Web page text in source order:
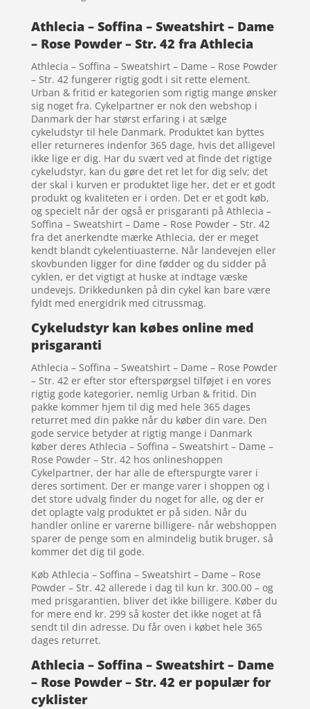
Athlecia – Soffina – Sweatshirt – Dame
– Rose Powder – Str. 42 fra Athlecia
Athlecia – Soffina – Sweatshirt – Dame – Rose Powder
– Str. 42 fungerer rigtig godt i sit rette element.
Urban & fritid er kategorien som rigtig mange ønsker
sig noget fra. Cykelpartner er nok den webshop i
Danmark der har størst erfaring i at sælge
cykeludstyr til hele Danmark. Produktet kan byttes
eller returneres indenfor 365 dage, hvis det alligevel
ikke lige er dig. Har du svært ved at finde det rigtige
cykeludstyr, kan du gøre det ret let for dig selv; det
der skal i kurven er produktet lige her, det er et godt
produkt og kvaliteten er i orden. Det er et godt køb,
og specielt når der også er prisgaranti på Athlecia –
Soffina – Sweatshirt – Dame – Rose Powder – Str. 42
fra det anerkendte mærke Athlecia, der er meget
kendt blandt cykelentiuasterne. Når landevejen eller
skovbunden ligger for dine fødder og du sidder på
cyklen, er det vigtigt at huske at indtage væske
undevejs. Drikkedunken på din cykel kan bare være
fyldt med energidrik med citrussmag.
Cykeludstyr kan købes online med
prisgaranti
Athlecia – Soffina – Sweatshirt – Dame – Rose Powder
– Str. 42 er efter stor efterspørgsel tilføjet i en vores
rigtig gode kategorier, nemlig Urban & fritid. Din
pakke kommer hjem til dig med hele 365 dages
returret med din pakke når du køber din vare. Den
gode service betyder at rigtig mange i Danmark
køber deres Athlecia – Soffina – Sweatshirt – Dame –
Rose Powder – Str. 42 hos onlineshoppen
Cykelpartner, der har alle de efterspurgte varer i
deres sortiment. Der er mange varer i shoppen og i
det store udvalg finder du noget for alle, og der er
det oplagte valg produktet er på siden. Når du
handler online er varerne billigere- når webshoppen
sparer de penge som en almindelig butik bruger, så
kommer det dig til gode.
Køb Athlecia – Soffina – Sweatshirt – Dame – Rose
Powder – Str. 42 allerede i dag til kun kr. 300.00 – og
med prisgarantien, bliver det ikke billigere. Køber du
for mere end kr. 299 så koster det ikke noget at få
sendt til din adresse. Du får oven i købet hele 365
dages returret.
Athlecia – Soffina – Sweatshirt – Dame
– Rose Powder – Str. 42 er populær for
cyklister